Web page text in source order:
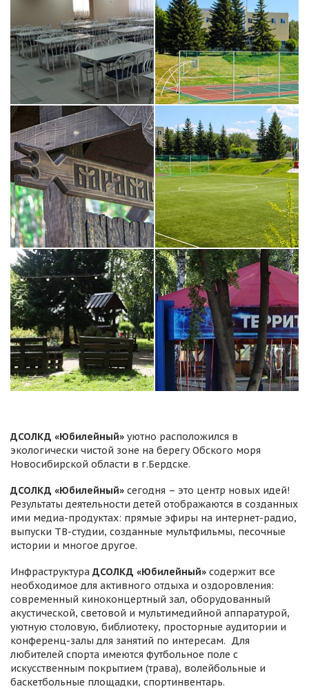
ДСОЛКД «Юбилейный» уютно расположился в
экологически чистой зоне на берегу Обского моря
Новосибирской области в г.Бердске.
ДСОЛКД «Юбилейный» сегодня – это центр новых идей!
Результаты деятельности детей отображаются в созданных
ими медиа-продуктах: прямые эфиры на интернет-радио,
выпуски ТВ-студии, созданные мультфильмы, песочные
истории и многое другое.
Инфраструктура ДСОЛКД «Юбилейный» содержит все
необходимое для активного отдыха и оздоровления:
современный киноконцертный зал, оборудованный
акустической, световой и мультимедийной аппаратурой,
уютную столовую, библиотеку, просторные аудитории и
конференц-залы для занятий по интересам. Для
любителей спорта имеются футбольное поле с
искусственным покрытием (трава), волейбольные и
баскетбольные площадки, спортинвентарь.